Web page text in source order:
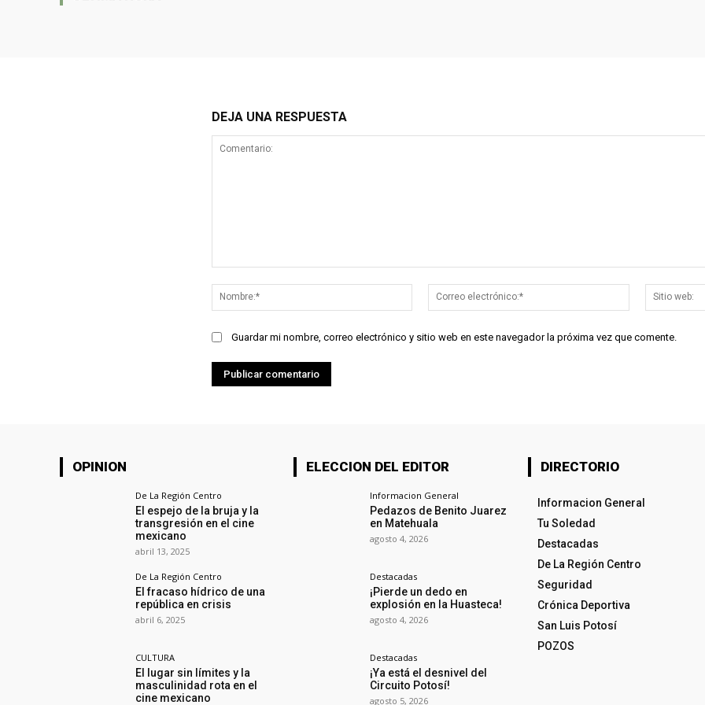
DEJA UNA RESPUESTA
Nombre:*
Correo
electrónico:*
Guardar mi nombre, correo electrónico y sitio web en este navegador la próxima vez que comente.
OPINION
De La Región Centro
El espejo de la bruja y la
transgresión en el cine
mexicano
abril 13, 2025
De La Región Centro
El fracaso hídrico de una
república en crisis
abril 6, 2025
CULTURA
El lugar sin límites y la
masculinidad rota en el
cine mexicano
ELECCION DEL EDITOR
Informacion General
Pedazos de Benito Juarez
en Matehuala
agosto 4, 2026
Destacadas
¡Pierde un dedo en
explosión en la Huasteca!
agosto 4, 2026
Destacadas
¡Ya está el desnivel del
Circuito Potosí!
agosto 5, 2026
DIRECTORIO
Informacion General
Tu Soledad
Destacadas
De La Región Centro
Seguridad
Crónica Deportiva
San Luis Potosí
POZOS